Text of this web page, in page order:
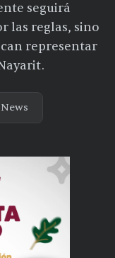
seguirá
las reglas, sino
representar